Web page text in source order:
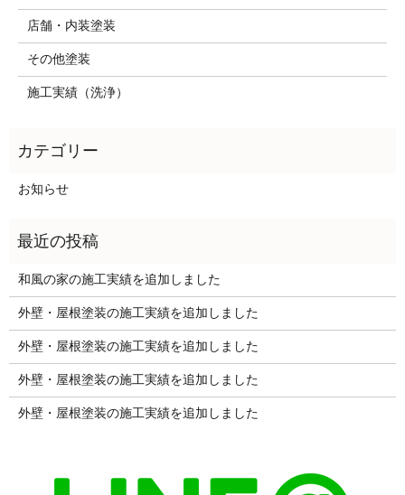
店舗・内装塗装
その他塗装
施工実績（洗浄）
お知らせ
和風の家の施工実績を追加しました
外壁・屋根塗装の施工実績を追加しました
外壁・屋根塗装の施工実績を追加しました
外壁・屋根塗装の施工実績を追加しました
外壁・屋根塗装の施工実績を追加しました